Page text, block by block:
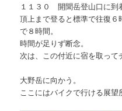
１１３０ 開聞岳登山口に到
頂上まで登ると標準で往復
で８時間。
時間が足りず断念。
次は、この付近に宿を取って
大野岳に向かう。
ここにはバイクで行ける展望